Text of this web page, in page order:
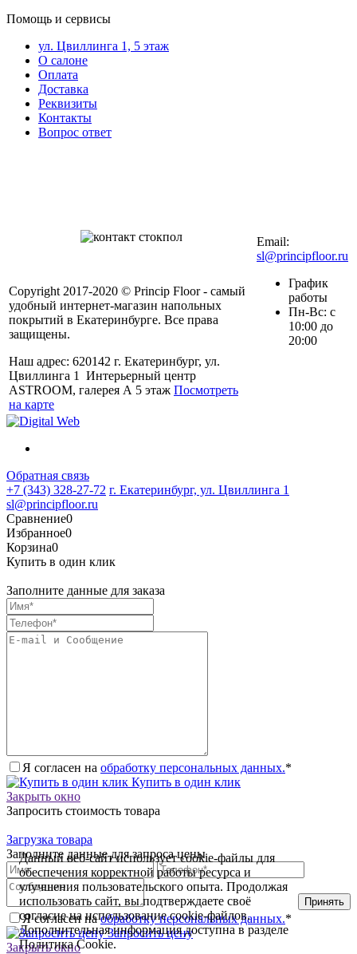
Помощь и сервисы
ул. Цвиллинга 1, 5 этаж
О салоне
Оплата
Доставка
Реквизиты
Контакты
Вопрос ответ
Copyright 2017-2020 © Princip Floor - самый
удобный интернет-магазин напольных
покрытий в Екатеринбурге. Все права
защищены.
Наш адрес: 620142 г. Екатеринбург, ул.
Цвиллинга 1 Интерьерный центр
ASTROOM, галерея А 5 этаж Посмотреть
на карте
Email:
sl@principfloor.ru
График
работы
Пн-Вс: с
10:00 до
20:00
Обратная связь
+7 (343) 328-27-72 г. Екатеринбург, ул. Цвиллинга 1
sl@principfloor.ru
Сравнение0
Избранное0
Корзина0
Купить в один клик
Заполните данные для заказа
Я согласен на обработку персональных данных.*
Купить в один клик
Закрыть окно
Запросить стоимость товара
Загрузка товара
Заполните данные для запроса цены
Я согласен наобработку персональных данных.*
Запросить цену
Закрыть окно
Данный веб-сайт использует cookie-файлы для
обеспечения корректной работы ресурса и
улучшения пользовательского опыта. Продолжая
использовать сайт, вы подтверждаете своё
согласие на использование cookie-файлов.
Дополнительная информация доступна в разделе
Политика Cookie. Политика Cookie
Принять